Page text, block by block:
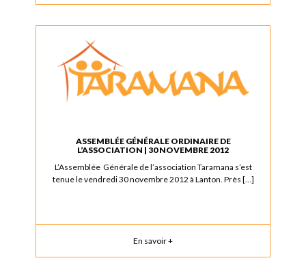
ASSEMBLÉE GÉNÉRALE ORDINAIRE DE
L’ASSOCIATION | 30 NOVEMBRE 2012
L’Assemblée Générale de l’association Taramana s’est
tenue le vendredi 30 novembre 2012 à Lanton. Près […]
En savoir +